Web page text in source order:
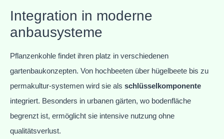
Integration in moderne
anbausysteme
Pflanzenkohle findet ihren platz in verschiedenen
gartenbaukonzepten. Von hochbeeten über hügelbeete bis zu
permakultur-systemen wird sie als schlüsselkomponente
integriert. Besonders in urbanen gärten, wo bodenfläche
begrenzt ist, ermöglicht sie intensive nutzung ohne
qualitätsverlust.